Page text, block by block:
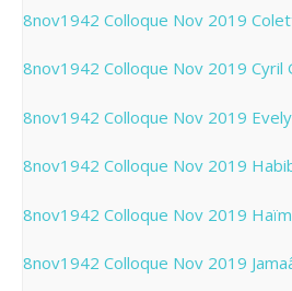
8nov1942 Colloque Nov 2019
8nov1942 Colloque Nov 2019 Cyril
8nov1942 Colloque Nov 2019
8nov1942 Colloque Nov 2019
8nov1942 Colloque Nov 2019
8nov1942 Colloque Nov 2019